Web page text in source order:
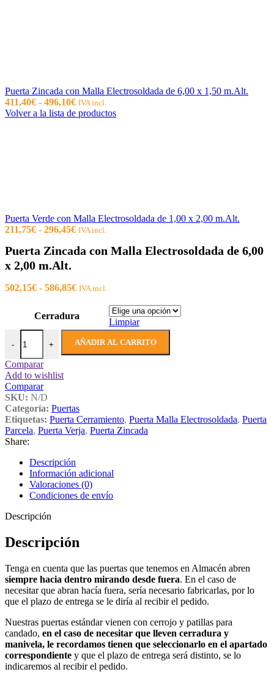
Puerta Zincada con Malla Electrosoldada de 6,00 x 1,50 m.Alt.
411,40€ - 496,10€Rango
de
IVA incl.
Volver a la lista de productos
Puerta Verde con Malla Electrosoldada de 1,00 x 2,00 m.Alt.
211,75€ - 296,45€Rango
precios:
hasta
IVA incl.
Puerta Zincada con Malla Electrosoldada de 6,00
x 2,00 m.Alt.
502,15€ - 586,85€Rango
desde
502,15€
hasta
586,85€
IVA incl.
Cerradura
Limpiar
-
Puerta Zincada con Malla Electrosoldada de 6,00 x 2,00 m.Alt.
+ AÑADIR AL CARRITO
Comparar
Add to wishlist
Comparar
SKU: N/D
Categoría: Puertas
Etiquetas: Puerta Cerramiento, Puerta Malla Electrosoldada, Puerta
Parcela, Puerta Verja, Puerta Zincada
Share:
Descripción
Información adicional
Valoraciones (0)
Condiciones de envío
Descripción
Descripción
Tenga en cuenta que las puertas que tenemos en Almacén abren
siempre hacia dentro mirando desde fuera. En el caso de
necesitar que abran hacía fuera, sería necesario fabricarlas, por lo
que el plazo de entrega se le diría al recibir el pedido.
Nuestras puertas estándar vienen con cerrojo y patillas para
candado, en el caso de necesitar que lleven cerradura y
manivela, le recordamos tienen que seleccionarlo en el apartado
correspondiente y que el plazo de entrega será distinto, se lo
indicaremos al recibir el pedido.